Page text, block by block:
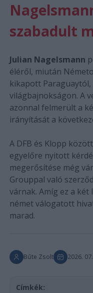
szabadult
Julian Nagelsmann
éléről, miután
kikapott
világbajnokságon. A
azonnal felmerült a
irányítását a
A DFB és Klopp
egyelőre nyitott
megerősítése még
Grouppal való
várnak. Amíg ez a
német válogatott
marad.
Bűte Zsolt 2026.
Címkék: